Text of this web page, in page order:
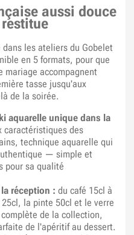
aussi douce
les ateliers du Gobelet
en 5 formats, pour que
mariage accompagnent
tasse jusqu'aux
de la soirée.
aquarelle unique dans la
caractéristiques des
technique aquarelle qui
— simple et
pour sa qualité
réception : du café 15cl à
la pinte 50cl et le verre
de la collection,
de l'apéritif au dessert.